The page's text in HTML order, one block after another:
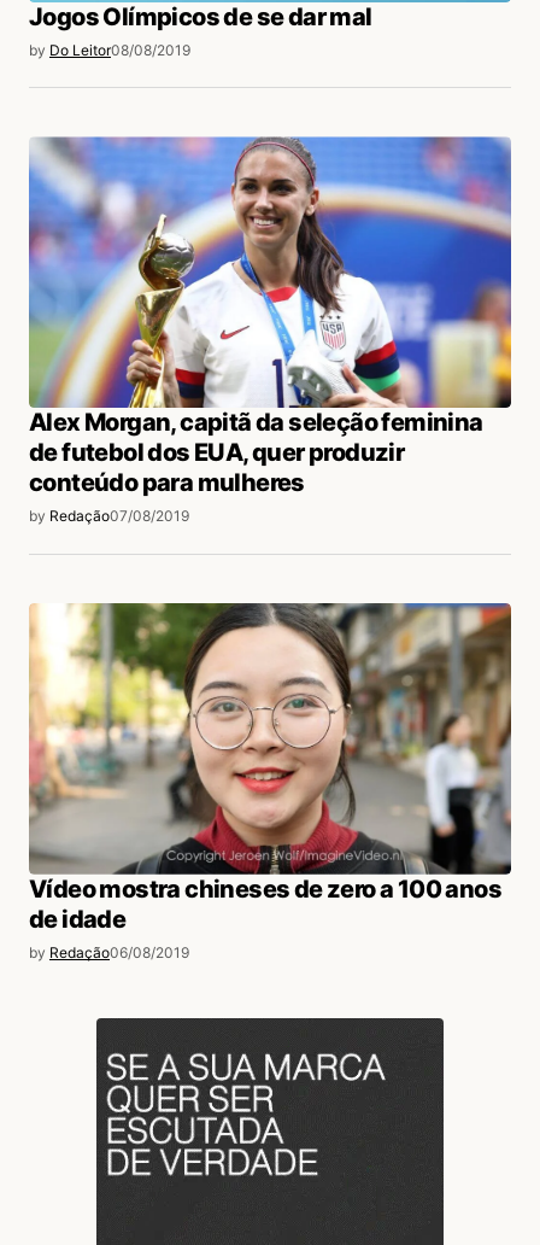
Jogos Olímpicos de se dar mal
by Do Leitor08/08/2019
Alex Morgan, capitã da seleção feminina
de futebol dos EUA, quer produzir
conteúdo para mulheres
by Redação07/08/2019
Vídeo mostra chineses de zero a 100 anos
de idade
by Redação06/08/2019